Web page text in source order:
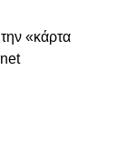
«κάρτα